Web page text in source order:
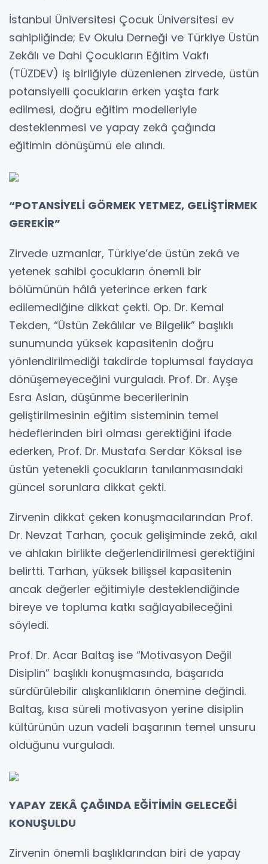
İstanbul Üniversitesi Çocuk Üniversitesi ev
sahipliğinde; Ev Okulu Derneği ve Türkiye Üstün
Zekâlı ve Dahi Çocukların Eğitim Vakfı
(TÜZDEV) iş birliğiyle düzenlenen zirvede, üstün
potansiyelli çocukların erken yaşta fark
edilmesi, doğru eğitim modelleriyle
desteklenmesi ve yapay zekâ çağında
eğitimin dönüşümü ele alındı.
“POTANSİYELİ GÖRMEK YETMEZ, GELİŞTİRMEK
GEREKİR”
Zirvede uzmanlar, Türkiye’de üstün zekâ ve
yetenek sahibi çocukların önemli bir
bölümünün hâlâ yeterince erken fark
edilemediğine dikkat çekti. Op. Dr. Kemal
Tekden, “Üstün Zekâlılar ve Bilgelik” başlıklı
sunumunda yüksek kapasitenin doğru
yönlendirilmediği takdirde toplumsal faydaya
dönüşemeyeceğini vurguladı. Prof. Dr. Ayşe
Esra Aslan, düşünme becerilerinin
geliştirilmesinin eğitim sisteminin temel
hedeflerinden biri olması gerektiğini ifade
ederken, Prof. Dr. Mustafa Serdar Köksal ise
üstün yetenekli çocukların tanılanmasındaki
güncel sorunlara dikkat çekti.
Zirvenin dikkat çeken konuşmacılarından Prof.
Dr. Nevzat Tarhan, çocuk gelişiminde zekâ, akıl
ve ahlakın birlikte değerlendirilmesi gerektiğini
belirtti. Tarhan, yüksek bilişsel kapasitenin
ancak değerler eğitimiyle desteklendiğinde
bireye ve topluma katkı sağlayabileceğini
söyledi.
Prof. Dr. Acar Baltaş ise “Motivasyon Değil
Disiplin” başlıklı konuşmasında, başarıda
sürdürülebilir alışkanlıkların önemine değindi.
Baltaş, kısa süreli motivasyon yerine disiplin
kültürünün uzun vadeli başarının temel unsuru
olduğunu vurguladı.
YAPAY ZEKÂ ÇAĞINDA EĞİTİMİN GELECEĞİ
KONUŞULDU
Zirvenin önemli başlıklarından biri de yapay